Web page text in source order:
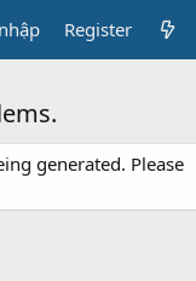
Register
generated. Please